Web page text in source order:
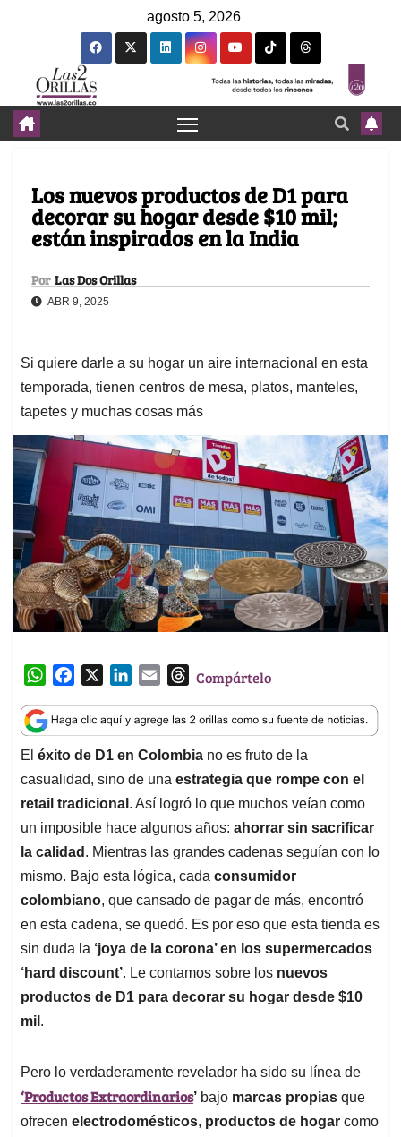
agosto 5, 2026
Los nuevos productos de D1 para
decorar su hogar desde $10 mil;
están inspirados en la India
Por Las Dos Orillas
ABR 9, 2025
Si quiere darle a su hogar un aire internacional en esta
temporada, tienen centros de mesa, platos, manteles,
tapetes y muchas cosas más
W
a
t
s
A
p
p
c
e
b
o
o
k
n
k
e
d
I
n
a
i
l
T
r
e
a
d
s
Compártelo
El éxito de D1 en Colombia no es fruto de la
casualidad, sino de una estrategia que rompe con el
retail tradicional . Así logró lo que muchos veían como
un imposible hace algunos años: ahorrar sin sacrificar
la calidad . Mientras las grandes cadenas seguían con lo
mismo. Bajo esta lógica, cada consumidor
colombiano, que cansado de pagar de más, encontró
en esta cadena, se quedó. Es por eso que esta tienda es
sin duda la ‘joya de la corona’ en los supermercados
‘hard discount’. Le contamos sobre los nuevos
productos de D1 para decorar su hogar desde $10
mil .
Pero lo verdaderamente revelador ha sido su línea de
‘Productos Extraordinarios’ bajo marcas propias que
ofrecen electrodomésticos, productos de hogar como